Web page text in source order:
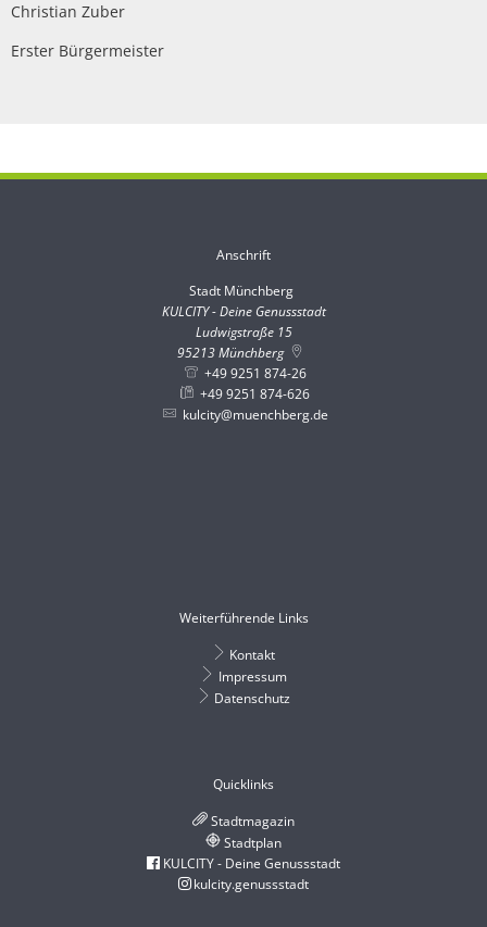
Christian Zuber
Erster Bürgermeister
Anschrift
Stadt Münchberg
KULCITY - Deine Genussstadt
Ludwigstraße 15
95213Münchberg
+49 9251 874-26
+49 9251 874-626
kulcity@muenchberg.de
Weiterführende Links
Kontakt
Impressum
Datenschutz
Quicklinks
Stadtmagazin
Stadtplan
KULCITY - Deine Genussstadt
kulcity.genussstadt